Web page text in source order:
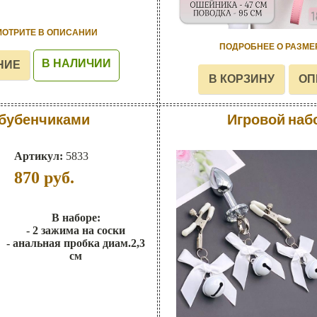
В ОПИСАНИИ
В НАЛИЧИИ
ПОДРОБНЕЕ О
Артикул: 5833
870 руб.
В наборе:
- 2 зажима на соски
- анальная пробка диам.2,3
см
Игровой